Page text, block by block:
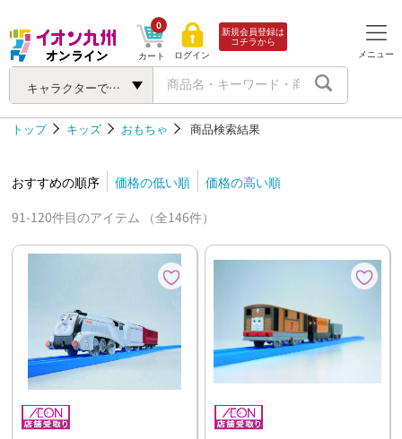
キャラクターで探す
カート
0
ログイン
新規会員登録は
コチラから
メニュー
トップ キッズ おもちゃ 商品検索結果
おすすめの順序 価格の低い順
価格の高い順
91-120件目のアイテム （全146件）